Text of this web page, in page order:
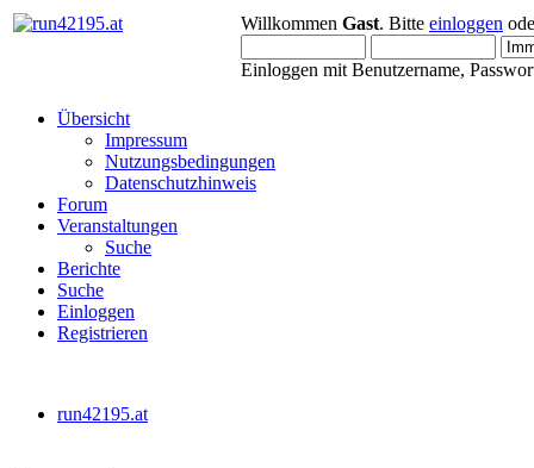
Willkommen Gast. Bitte einloggen
Einloggen mit Benutzername,
Übersicht
Impressum
Nutzungsbedingungen
Datenschutzhinweis
Forum
Veranstaltungen
Suche
Berichte
Suche
Einloggen
Registrieren
run42195.at